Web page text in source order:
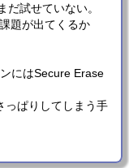
試せていない。
題が出てくるか
にはSecure Erase
っぱりしてしまう手